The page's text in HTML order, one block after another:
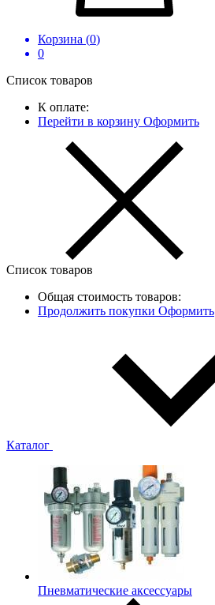
Корзина (0)
0
Список товаров
К оплате:
Перейти в корзину Оформить
Список товаров
Общая стоимость товаров:
Продолжить покупки Оформить
Каталог
Пневматические аксессуары